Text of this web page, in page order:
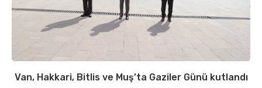
Van, Hakkari, Bitlis ve Muş’ta Gaziler Günü kutlandı